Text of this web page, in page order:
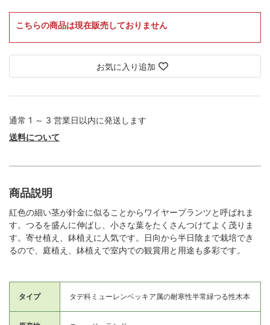
こちらの商品は現在販売しておりません
お気に入り追加
通常 1 ～ 3 営業日以内に発送します
送料について
商品説明
紅色の細い茎が針金に似ることからワイヤープランツと呼ばれま
す。つるを盛んに伸ばし、小さな葉をたくさんつけてよく茂りま
す。寄せ植え、鉢植えに人気です。日向から半日陰まで栽培でき
るので、庭植え、鉢植えで室内での観賞用と用途も多彩です。
タイプ タデ科ミューレンベッキア属の耐寒性半常緑つる性木本